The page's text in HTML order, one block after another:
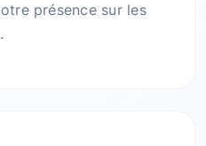
présence sur les